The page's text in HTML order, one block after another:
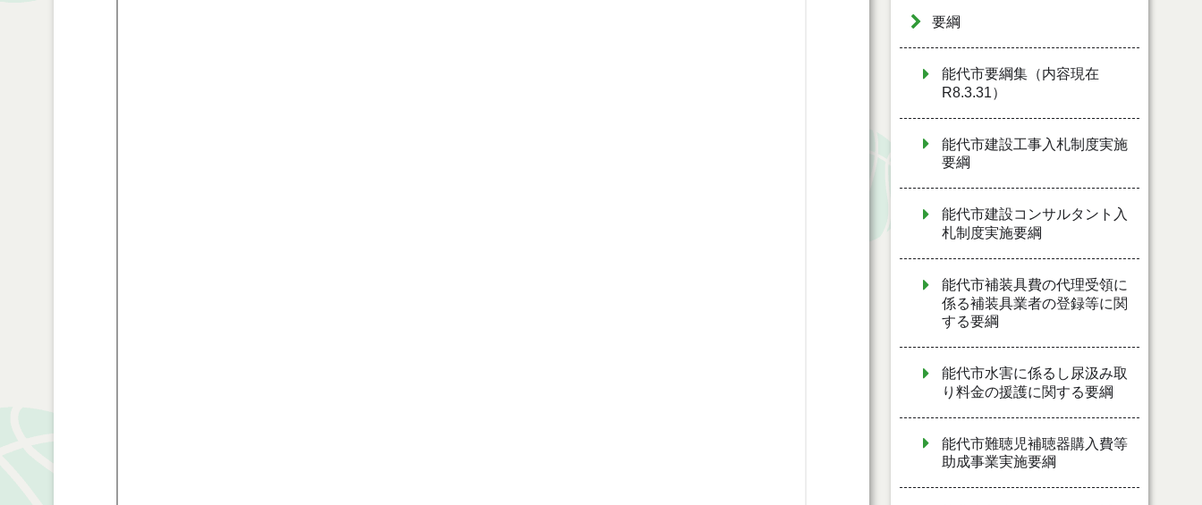
要綱
能代市要綱集（内容現在
R8.3.31）
能代市建設工事入札制度実施
要綱
能代市建設コンサルタント入
札制度実施要綱
能代市補装具費の代理受領に
係る補装具業者の登録等に関
する要綱
能代市水害に係るし尿汲み取
り料金の援護に関する要綱
能代市難聴児補聴器購入費等
助成事業実施要綱